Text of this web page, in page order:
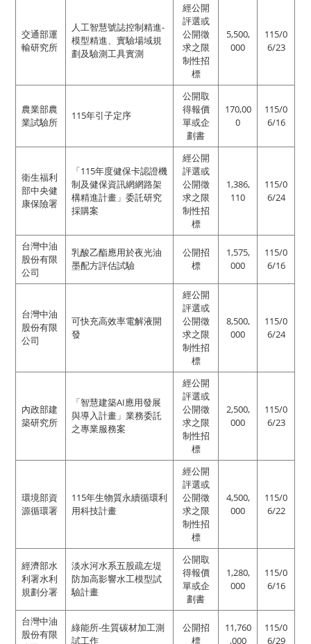
交通部運
輸研究所
人工智慧號誌控制精進-
模型精進、實驗場域規
劃及驗測工具實測
經公開
評選或
公開徵
求之限
制性招
標
5,500,
000
115/0
6/23
農業部農
業試驗所
115年引子定序
公開取
得報價
單或企
劃書
170,00
0
115/0
6/16
衛生福利
部中央健
康保險署
「115年度健保卡認證機
制及健保資訊網網路架
構精進計畫」委託研究
採購案
經公開
評選或
公開徵
求之限
制性招
標
1,386,
110
115/0
6/24
台灣中油
股份有限
公司
乳酸乙酯應用於夜光油
墨配方評估試驗
公開招
標
1,575,
000
115/0
6/16
台灣中油
股份有限
公司
可快充高效率電解液開
發
經公開
評選或
公開徵
求之限
制性招
標
8,500,
000
115/0
6/24
內政部建
築研究所
「智慧建築AI應用發展
與導入計畫」業務委託
之專業服務案
經公開
評選或
公開徵
求之限
制性招
標
2,500,
000
115/0
6/23
環境部資
源循環署
115年生物質永續循環利
用科技計畫
經公開
評選或
公開徵
求之限
制性招
標
4,500,
000
115/0
6/22
經濟部水
利署水利
規劃分署
淡水河水系五股疏左堤
防加高影響水工模型試
驗計畫
公開取
得報價
單或企
劃書
1,280,
000
115/0
6/16
台灣中油
股份有限
綠能所-生質碳材加工測
試工作
公開招
標
11,760
,000
115/0
6/29